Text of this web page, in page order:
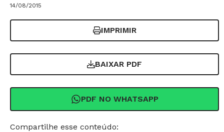
14/08/2015
IMPRIMIR
BAIXAR PDF
PDF NO WHATSAPP
Compartilhe esse conteúdo: